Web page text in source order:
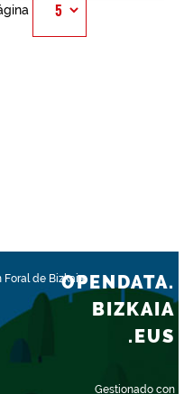
Foral de Bizkaia
Gestionado con
OPENDATA.
BIZKAIA
.EUS